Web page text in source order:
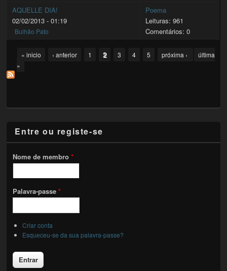
AQUELLE DIA!
02/02/2013 - 01:19
Bulhão Pato
Poema
Leituras: 961
Comentários: 0
Pages« inicio ‹ anterior 1 2 3 4 5 próxima ›
última
»
Entre ou registe-se
Nome de membro*
Palavra-passe*
Criar conta
Esqueceu-se da sua palavra-passe?